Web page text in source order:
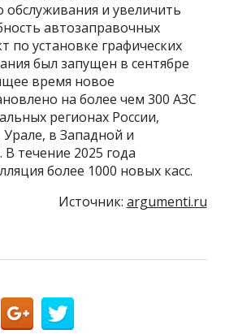
обслуживания и увеличить
автозаправочных
по установке графических
был запущен в сентябре
время новое
на более чем 300 АЗС
регионах России,
в Западной и
течение 2025 года
более 1000 новых касс.
Источник: argumenti.ru